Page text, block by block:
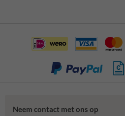
Neem contact met ons op